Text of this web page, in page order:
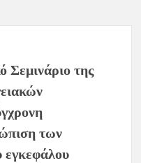
Σεμινάριο της
των
εγκεφάλου